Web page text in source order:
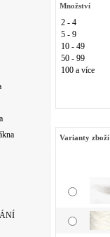
Množství
2 - 4
5 - 9
10 - 49
50 - 99
100 a více
Varianty zboží